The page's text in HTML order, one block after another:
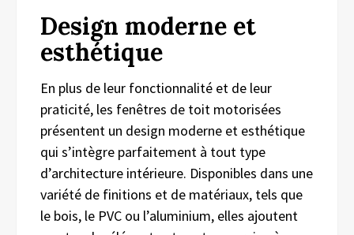
Design moderne et
esthétique
En plus de leur fonctionnalité et de leur
praticité, les fenêtres de toit motorisées
présentent un design moderne et esthétique
qui s’intègre parfaitement à tout type
d’architecture intérieure. Disponibles dans une
variété de finitions et de matériaux, tels que
le bois, le PVC ou l’aluminium, elles ajoutent